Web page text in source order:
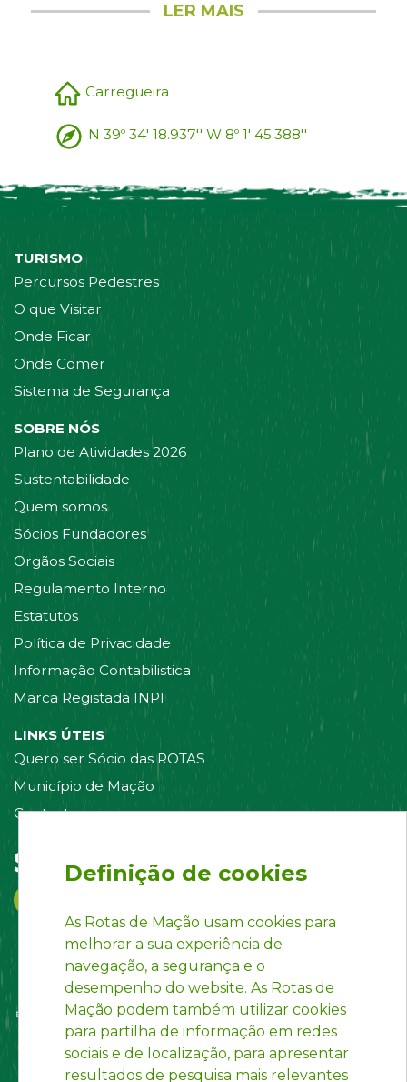
LER MAIS
Carregueira
N 39º 34' 18.937'' W 8º 1' 45.388''
TURISMO
Percursos Pedestres
O que Visitar
Onde Ficar
Onde Comer
Sistema de Segurança
SOBRE NÓS
Plano de Atividades 2026
Sustentabilidade
Quem somos
Sócios Fundadores
Orgãos Sociais
Regulamento Interno
Estatutos
Política de Privacidade
Informação Contabilistica
Marca Registada INPI
LINKS ÚTEIS
Quero ser Sócio das ROTAS
Município de Mação
Contacte-nos
Siga-nos em:
Definição de cookies
As Rotas de Mação usam cookies para
melhorar a sua experiência de
navegação, a segurança e o
desempenho do website. As Rotas de
Mação podem também utilizar cookies
para partilha de informação em redes
sociais e de localização, para apresentar
resultados de pesquisa mais relevantes